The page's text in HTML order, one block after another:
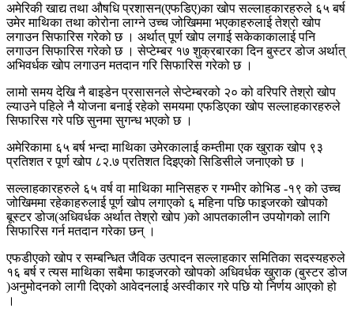
अमेरिकी खाद्य तथा औषधि प्रशासन(एफडिए)का खोप सल्लाहकारहरुले ६५ बर्ष
उमेर माथिका तथा कोरोना लाग्ने उच्च जोखिममा भएकाहरुलाई तेश्रो खोप
लगाउन सिफारिस गरेको छ । अर्थात् पूर्ण खोप लगाई सकेकाकालाई पनि
लगाउन सिफारिस गरेको छ । सेप्टेम्बर १७ शुक्रबारका दिन बुस्टर डोज अर्थात्
अभिवर्धक खोप लगाउन मतदान गरि सिफारिस गरेको छ ।
लामो समय देखि नै बाइडेन प्रसासनले सेप्टेम्बरको २० को वरिपरि तेश्रो खोप
ल्याउने पहिले नै योजना बनाई रहेको समयमा एफडिएका खोप सल्लाहकारहरुले
सिफारिस गरे पछि सुनमा सुगन्ध भएको छ ।
अमेरिकामा ६५ बर्ष भन्दा माथिका उमेरकालाई कम्तीमा एक खुराक खोप ९३
प्रतिशत र पूर्ण खोप ८२.७ प्रतिशत दिइएको सिडिसीले जनाएको छ ।
सल्लाहकारहरुले ६५ वर्ष वा माथिका मानिसहरु र गम्भीर कोभिड -१९ को उच्च
जोखिममा रहेकाहरुलाई पूर्ण खोप लगाएको ६ महिना पछि फाइजरको खोपको
बूस्टर डोज(अधिवर्धक अर्थात तेश्रो खोप )को आपतकालीन उपयोगको लागि
सिफारिस गर्न मतदान गरेका छन् ।
एफडीएको खोप र सम्बन्धित जैविक उत्पादन सल्लाहकार समितिका सदस्यहरुले
१६ बर्ष र त्यस माथिका सबैमा फाइजरको खोपको अधिवर्धक खुराक (बुस्टर डोज
)अनुमोदनको लागी दिएको आवेदनलाई अस्वीकार गरे पछि यो निर्णय आएको हो
।